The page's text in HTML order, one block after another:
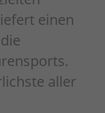
einen
aller